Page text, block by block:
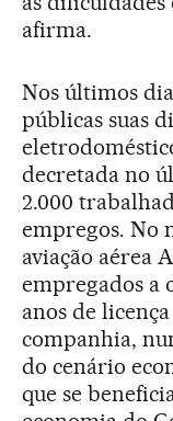
afirma.
Nos últimos
públicas suas
decretada no
2.000
empregos. No
aviação aérea
empregados a
anos de
companhia,
do cenário
que se